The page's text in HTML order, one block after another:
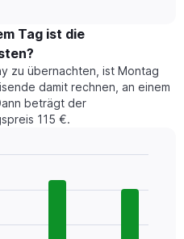
Tag ist die
zu übernachten, ist Montag
damit rechnen, an einem
beträgt der
115 €.